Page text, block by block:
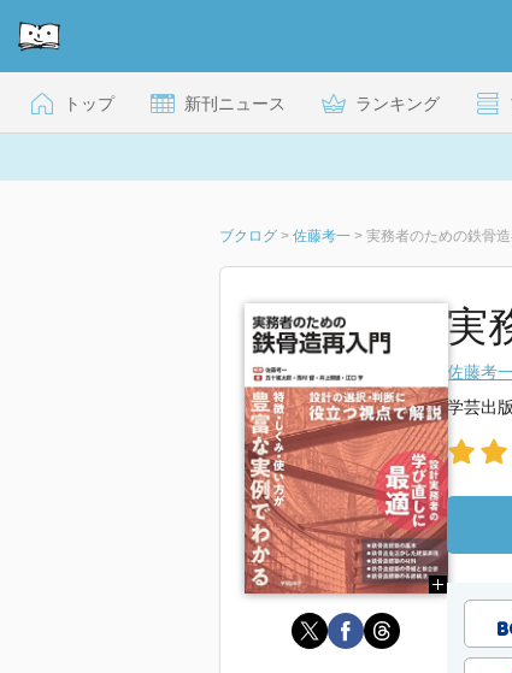
トップ 新刊ニュース ランキング
ブクログ > 佐藤考一 > 実務者のための鉄骨
実
佐藤考
学芸出